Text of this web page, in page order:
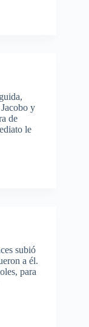
y
de
le
subió
a él.
para